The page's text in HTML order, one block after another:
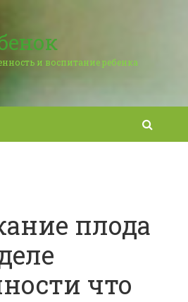
и воспитание ребенка
плода
что